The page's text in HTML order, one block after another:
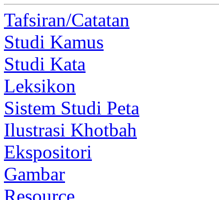
Tafsiran/Catatan
Studi Kamus
Studi Kata
Leksikon
Sistem Studi Peta
Ilustrasi Khotbah
Ekspositori
Gambar
Resource